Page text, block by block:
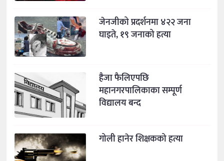
जेनजीको प्रदर्शनमा ४२२ जना
घाइते, १९ जनाको हत्या
हैजा फैलिएपछि
महानगरपालिकाका सम्पूर्ण
विद्यालय बन्द
गोली हानेर शिक्षकको हत्या